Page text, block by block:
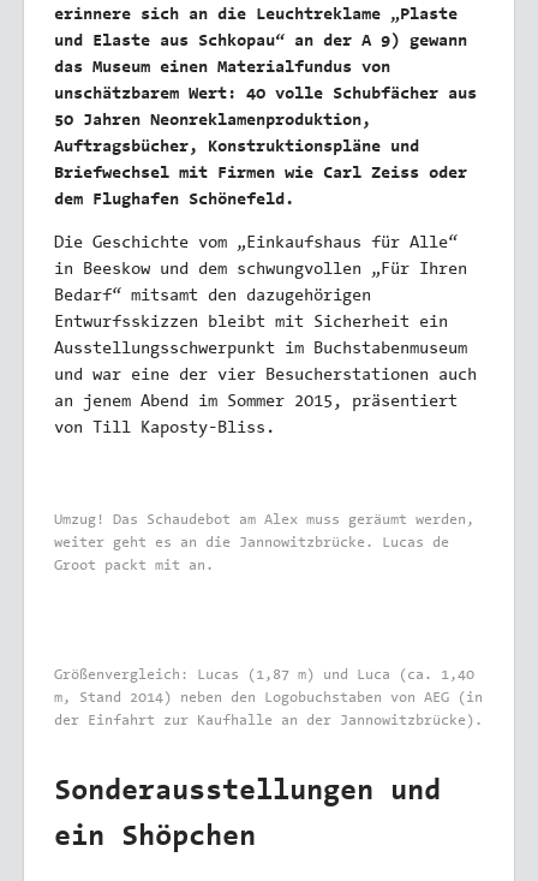
erinnere sich an die Leuchtreklame „Plaste
und Elaste aus Schkopau“ an der A 9) gewann
das Museum einen Materialfundus von
unschätzbarem Wert: 40 volle Schubfächer aus
50 Jahren Neonreklamenproduktion,
Auftragsbücher, Konstruktionspläne und
Briefwechsel mit Firmen wie Carl Zeiss oder
dem Flughafen Schönefeld.
Die Geschichte vom „Einkaufshaus für Alle“
in Beeskow und dem schwungvollen „Für Ihren
Bedarf“ mitsamt den dazugehörigen
Entwurfsskizzen bleibt mit Sicherheit ein
Ausstellungsschwerpunkt im Buchstabenmuseum
und war eine der vier Besucherstationen auch
an jenem Abend im Sommer 2015, präsentiert
von Till Kaposty-Bliss.
Umzug! Das Schaudebot am Alex muss geräumt werden,
weiter geht es an die Jannowitzbrücke. Lucas de
Groot packt mit an.
Größenvergleich: Lucas (1,87 m) und Luca (ca. 1,40
m, Stand 2014) neben den Logobuchstaben von AEG (in
der Einfahrt zur Kaufhalle an der Jannowitzbrücke).
Sonderausstellungen und
ein Shöpchen